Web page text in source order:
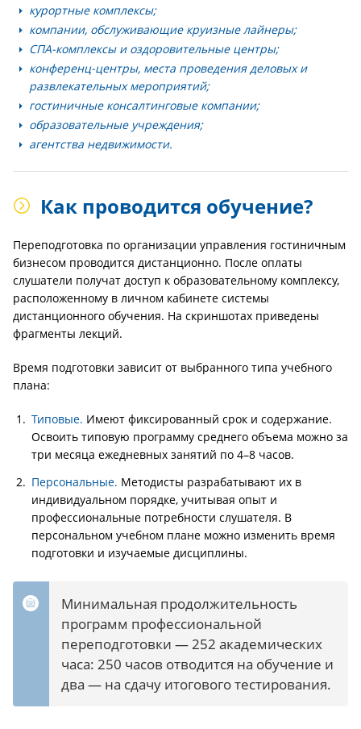
курортные комплексы;
компании, обслуживающие круизные лайнеры;
СПА-комплексы и оздоровительные центры;
конференц-центры, места проведения деловых и
развлекательных мероприятий;
гостиничные консалтинговые компании;
образовательные учреждения;
агентства недвижимости.
Как проводится обучение?
Переподготовка по организации управления гостиничным
бизнесом проводится дистанционно. После оплаты
слушатели получат доступ к образовательному комплексу,
расположенному в личном кабинете системы
дистанционного обучения. На скриншотах приведены
фрагменты лекций.
Время подготовки зависит от выбранного типа учебного
плана:
Типовые. Имеют фиксированный срок и содержание.
Освоить типовую программу среднего объема можно за
три месяца ежедневных занятий по 4–8 часов.
Персональные. Методисты разрабатывают их в
индивидуальном порядке, учитывая опыт и
профессиональные потребности слушателя. В
персональном учебном плане можно изменить время
подготовки и изучаемые дисциплины.
Минимальная продолжительность
программ профессиональной
переподготовки — 252 академических
часа: 250 часов отводится на обучение и
два — на сдачу итогового тестирования.